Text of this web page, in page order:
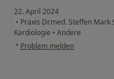
22. April 2024
• Praxis Dr.med. Steffen
Kardiologie • Andere
• Problem melden